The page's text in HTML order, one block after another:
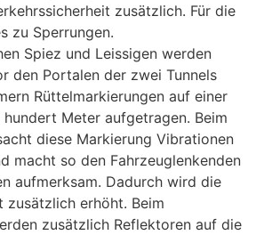
zusätzlich. Für die
zu Sperrungen.
Spiez und Leissigen werden
den Portalen der zwei Tunnels
Rüttelmarkierungen auf einer
Meter aufgetragen. Beim
diese Markierung Vibrationen
macht so den Fahrzeuglenkenden
aufmerksam. Dadurch wird die
zusätzlich erhöht. Beim
zusätzlich Reflektoren auf die